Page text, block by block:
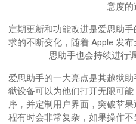
意度的
定期更新和功能改进是爱思助
求的不断变化，随着 Apple 发
思助手也会持续进行
爱思助手的一大亮点是其越狱
狱设备可以为他们打开无限可
序，并定制用户界面，突破苹
程有时会非常复杂，如果操作